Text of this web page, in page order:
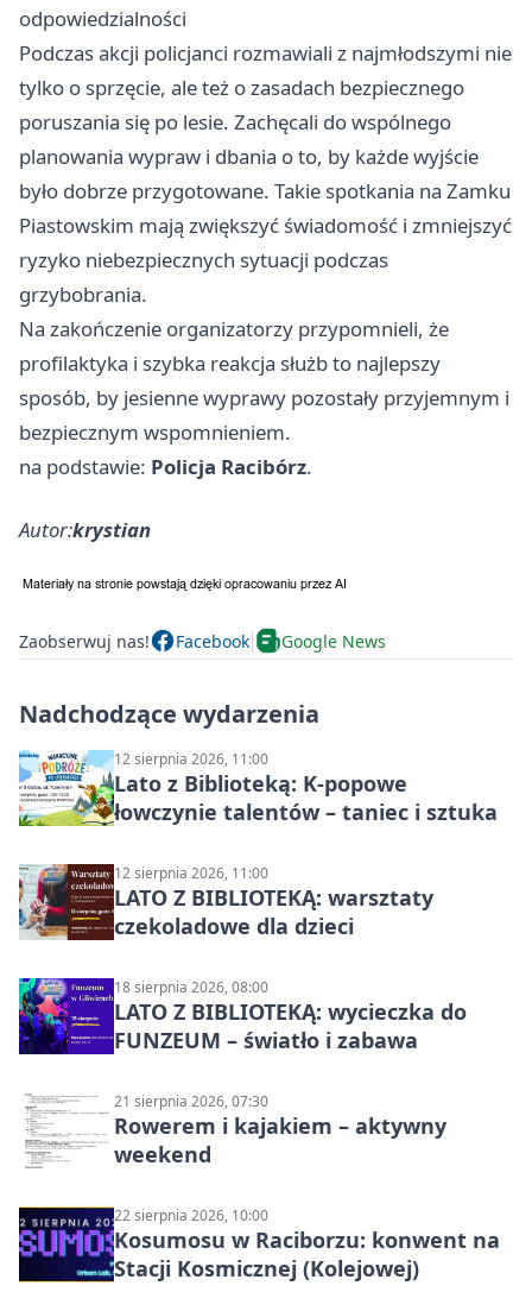
odpowiedzialności
Podczas akcji policjanci rozmawiali z najmłodszymi nie
tylko o sprzęcie, ale też o zasadach bezpiecznego
poruszania się po lesie. Zachęcali do wspólnego
planowania wypraw i dbania o to, by każde wyjście
było dobrze przygotowane. Takie spotkania na Zamku
Piastowskim mają zwiększyć świadomość i zmniejszyć
ryzyko niebezpiecznych sytuacji podczas
grzybobrania.
Na zakończenie organizatorzy przypomnieli, że
profilaktyka i szybka reakcja służb to najlepszy
sposób, by jesienne wyprawy pozostały przyjemnym i
bezpiecznym wspomnieniem.
na podstawie: Policja Racibórz.
Autor:krystian
Zaobserwuj nas! Facebook Google News
Nadchodzące wydarzenia
12 sierpnia 2026, 11:00
Lato z Biblioteką: K-popowe
łowczynie talentów – taniec i sztuka
12 sierpnia 2026, 11:00
LATO Z BIBLIOTEKĄ: warsztaty
czekoladowe dla dzieci
18 sierpnia 2026, 08:00
LATO Z BIBLIOTEKĄ: wycieczka do
FUNZEUM – światło i zabawa
21 sierpnia 2026, 07:30
Rowerem i kajakiem – aktywny
weekend
22 sierpnia 2026, 10:00
Kosumosu w Raciborzu: konwent na
Stacji Kosmicznej (Kolejowej)